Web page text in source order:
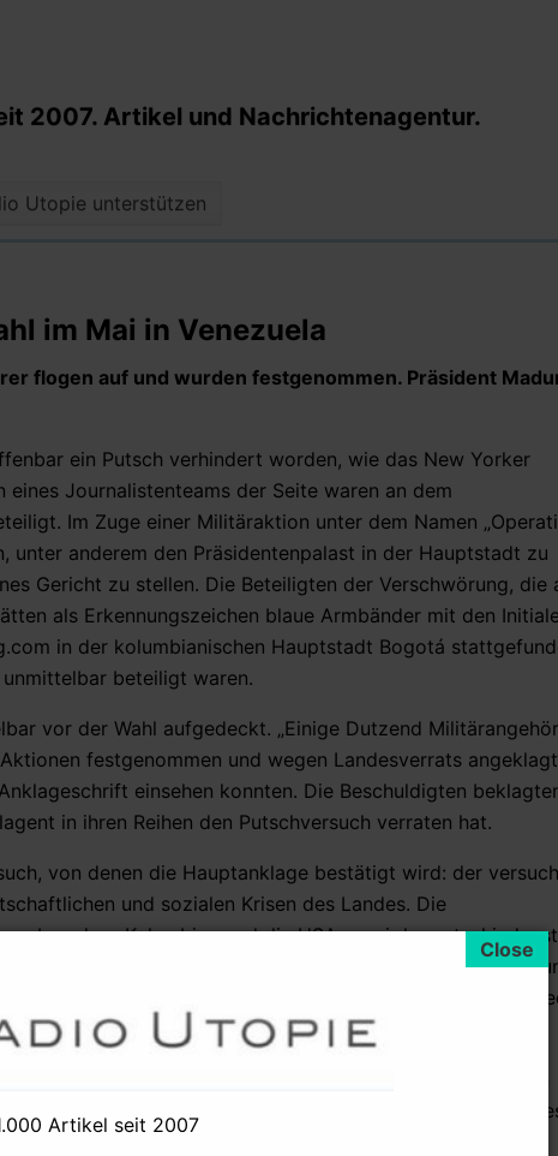
2007. Artikel und Nachrichtenagentur.
Utopie unterstützen
im Mai in Venezuela
flogen auf und wurden festgenommen. Präsident
ein Putsch verhindert worden, wie das New Yorker
Journalistenteams der Seite waren an dem
Im Zuge einer Militäraktion unter dem Namen
unter anderem den Präsidentenpalast in der Hauptstadt zu
Gericht zu stellen. Die Beteiligten der Verschwörung, die
als Erkennungszeichen blaue Armbänder mit den
in der kolumbianischen Hauptstadt Bogotá
beteiligt waren.
vor der Wahl aufgedeckt. „Einige Dutzend
festgenommen und wegen Landesverrats
einsehen konnten. Die Beschuldigten
in ihren Reihen den Putschversuch verraten hat.
von denen die Hauptanklage bestätigt wird: der
und sozialen Krisen des Landes. Die
aber, dass Kolumbien und die USA, zwei der
Umsturzplan beteiligt waren. Unwahr sei auch die
dem Namen „Operation Armageddon“ (Operación
Jahres zu ermorden.
im Jahr 2013 ein Putschversuch von einem westlichen
wiederholt von Umsturzversuchen berichtet, ohne dass
die Darstellungen des US-Nachrichtenportals nicht
Artikel seit 2007